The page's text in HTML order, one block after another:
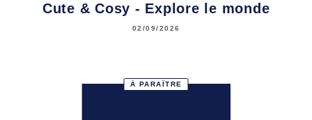
Cute & Cosy - Explore le monde
02/09/2026
À PARAÎTRE